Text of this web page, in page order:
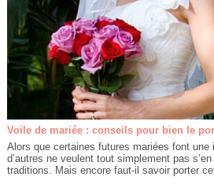
Voile de mariée : conseils pour bien le
Alors que certaines futures mariées font une
d’autres ne veulent tout simplement pas
traditions. Mais encore faut-il savoir porter